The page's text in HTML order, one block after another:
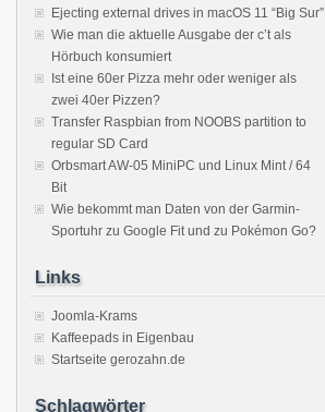
Ejecting external drives in macOS 11 “Big Sur”
Wie man die aktuelle Ausgabe der c’t als
Hörbuch konsumiert
Ist eine 60er Pizza mehr oder weniger als
zwei 40er Pizzen?
Transfer Raspbian from NOOBS partition to
regular SD Card
Orbsmart AW-05 MiniPC und Linux Mint / 64
Bit
Wie bekommt man Daten von der Garmin-
Sportuhr zu Google Fit und zu Pokémon Go?
Links
Joomla-Krams
Kaffeepads in Eigenbau
Startseite gerozahn.de
Schlagwörter